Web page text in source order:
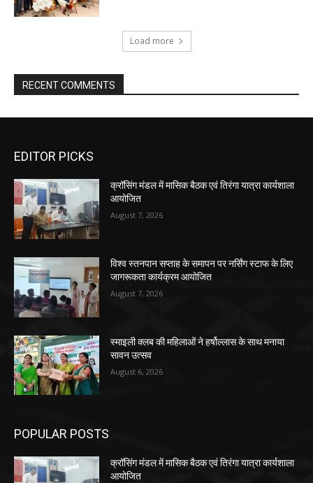
Load more
RECENT COMMENTS
EDITOR PICKS
क्रॉसिंग मंडल में मासिक बैठक एवं तिरंगा यात्रा कार्यशाला
आयोजित
August 7, 2026
विश्व स्तनपान सप्ताह के समापन पर नर्सिंग स्टाफ के लिए
जागरूकता कार्यक्रम आयोजित
August 7, 2026
स्माइली क्लब की महिलाओं ने हर्षोल्लास के साथ मनाया
सावन उत्सव
August 6, 2026
POPULAR POSTS
क्रॉसिंग मंडल में मासिक बैठक एवं तिरंगा यात्रा कार्यशाला
आयोजित